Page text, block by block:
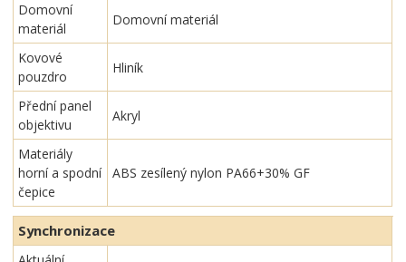
Domovní
materiál
Domovní materiál
Kovové
pouzdro
Hliník
Přední panel
objektivu
Akryl
Materiály
horní a spodní
čepice
ABS zesílený nylon PA66+30% GF
Synchronizace